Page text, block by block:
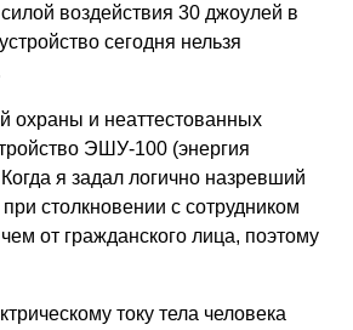
воздействия 30 джоулей в
сегодня нельзя
охраны и неаттестованных
ЭШУ-100 (энергия
я задал логично назревший
столкновении с сотрудником
от гражданского лица, поэтому
току тела человека